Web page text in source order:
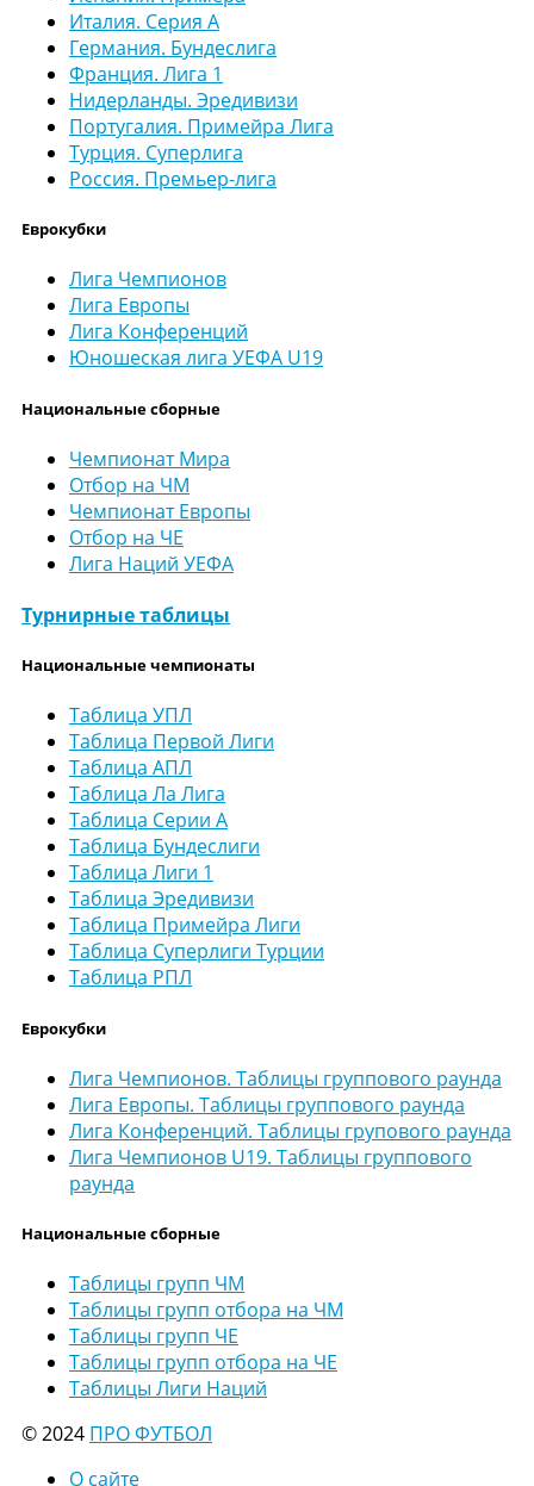
Италия. Серия А
Германия. Бундеслига
Франция. Лига 1
Нидерланды. Эредивизи
Португалия. Примейра Лига
Турция. Суперлига
Россия. Премьер-лига
Еврокубки
Лига Чемпионов
Лига Европы
Лига Конференций
Юношеская лига УЕФА U19
Национальные сборные
Чемпионат Мира
Отбор на ЧМ
Чемпионат Европы
Отбор на ЧЕ
Лига Наций УЕФА
Турнирные таблицы
Национальные чемпионаты
Таблица УПЛ
Таблица Первой Лиги
Таблица АПЛ
Таблица Ла Лига
Таблица Серии А
Таблица Бундеслиги
Таблица Лиги 1
Таблица Эредивизи
Таблица Примейра Лиги
Таблица Суперлиги Турции
Таблица РПЛ
Еврокубки
Лига Чемпионов. Таблицы группового раунда
Лига Европы. Таблицы группового раунда
Лига Конференций. Таблицы групового раунда
Лига Чемпионов U19. Таблицы группового
раунда
Национальные сборные
Таблицы групп ЧМ
Таблицы групп отбора на ЧМ
Таблицы групп ЧЕ
Таблицы групп отбора на ЧЕ
Таблицы Лиги Наций
© 2024 ПРО ФУТБОЛ
О сайте